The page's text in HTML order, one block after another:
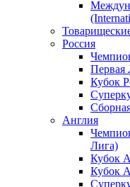
Россия
Первая
Кубок
Англия
Лига)
Кубок
Кубок